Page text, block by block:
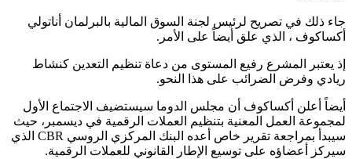
جاء ذلك في تصريح لرئيس لجنة السوق المالية بالبرلمان أناتولي
أكساكوف ، الذي علق أيضاً على الأمر.
إذ يعتبر المشرع رفيع المستوى من دعاة تنظيم التعدين كنشاط
ريادي وفرض الضرائب على هذا النحو.
أيضاً أعلن أكساكوف أن مجلس الدوما سيستضيف الاجتماع الأول
لمجموعة العمل المعنية بتنظيم العملات الرقمية في ديسمبر، حيث
سيبدأ بمراجعة تقرير خاص أعده البنك المركزي الروسي CBR الذي
سيركز أعضاؤه على توسيع الإطار القانوني للعملات الرقمية.